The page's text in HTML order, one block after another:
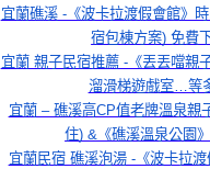
宜蘭礁溪 -《波卡拉渡假會館》
宿包棟方案) 免費
宜蘭 親子民宿推薦 -《丟丟噹親
溜滑梯遊戲室…等
宜蘭 – 礁溪高CP值老牌溫泉親
住) &《礁溪溫泉公園
宜蘭民宿 礁溪泡湯 -《波卡拉